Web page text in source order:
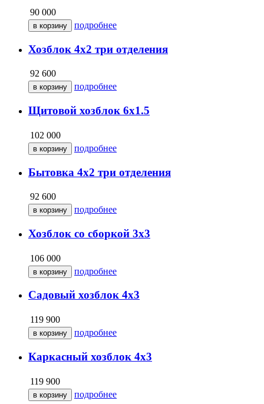
90 000
подробнее
Хозблок 4х2 три отделения
92 600
подробнее
Щитовой хозблок 6х1.5
102 000
подробнее
Бытовка 4х2 три отделения
92 600
подробнее
Хозблок со сборкой 3х3
106 000
подробнее
Садовый хозблок 4х3
119 900
подробнее
Каркасный хозблок 4х3
119 900
подробнее